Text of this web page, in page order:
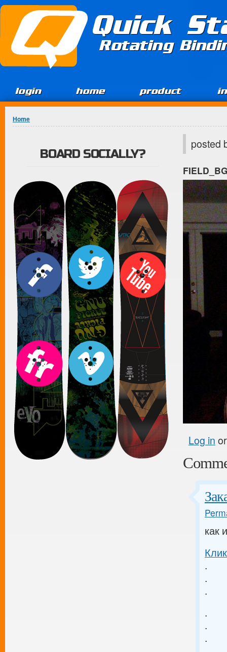
Jump to Content
Quick
Rotating
login home product
You are here
Home
posted
Log in
как
.
.
.
.
.
.
BOARD SOCIALLY?